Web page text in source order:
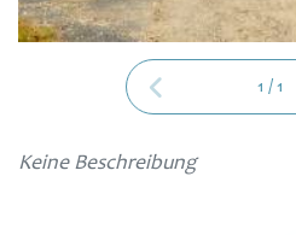
1 /1
Keine Beschreibung